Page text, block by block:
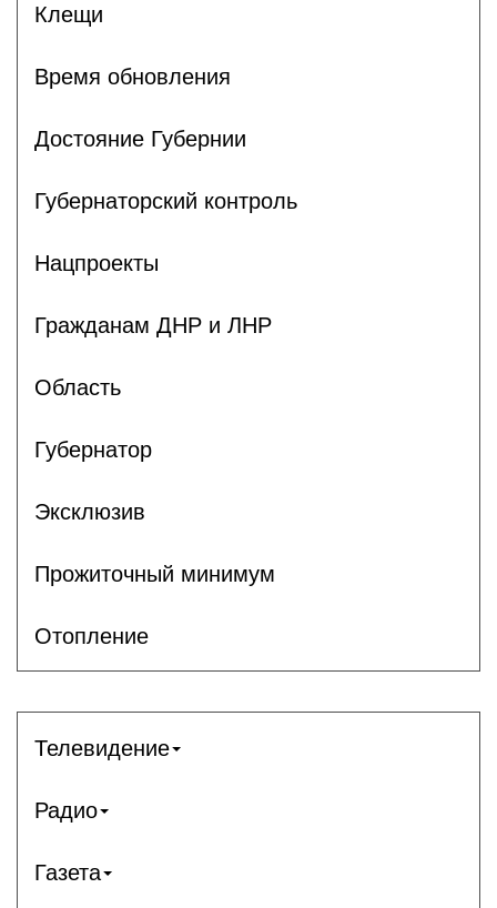
Клещи
Время обновления
Достояние Губернии
Губернаторский контроль
Нацпроекты
Гражданам ДНР и ЛНР
Область
Губернатор
Эксклюзив
Прожиточный минимум
Отопление
Телевидение
Радио
Газета